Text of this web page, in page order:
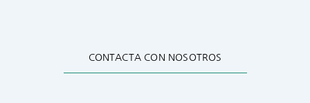
CONTACTA CON NOSOTROS